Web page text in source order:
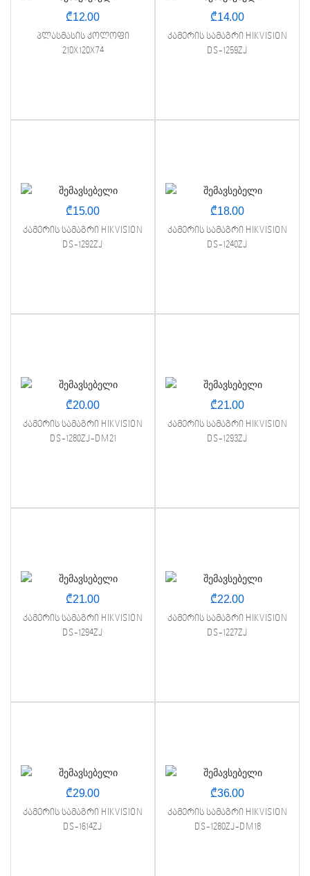
₾12.00
პლასმასის კოლოფი
210X120X74
₾14.00
კამერის სამაგრი HIKVISION
DS-1259ZJ
₾15.00
კამერის სამაგრი HIKVISION
DS-1292ZJ
₾18.00
კამერის სამაგრი HIKVISION
DS-1240ZJ
₾20.00
კამერის სამაგრი HIKVISION
DS-1280ZJ-DM21
₾21.00
კამერის სამაგრი HIKVISION
DS-1293ZJ
₾21.00
კამერის სამაგრი HIKVISION
DS-1294ZJ
₾22.00
კამერის სამაგრი HIKVISION
DS-1227ZJ
₾29.00
კამერის სამაგრი HIKVISION
DS-1614ZJ
₾36.00
კამერის სამაგრი HIKVISION
DS-1280ZJ-DM18